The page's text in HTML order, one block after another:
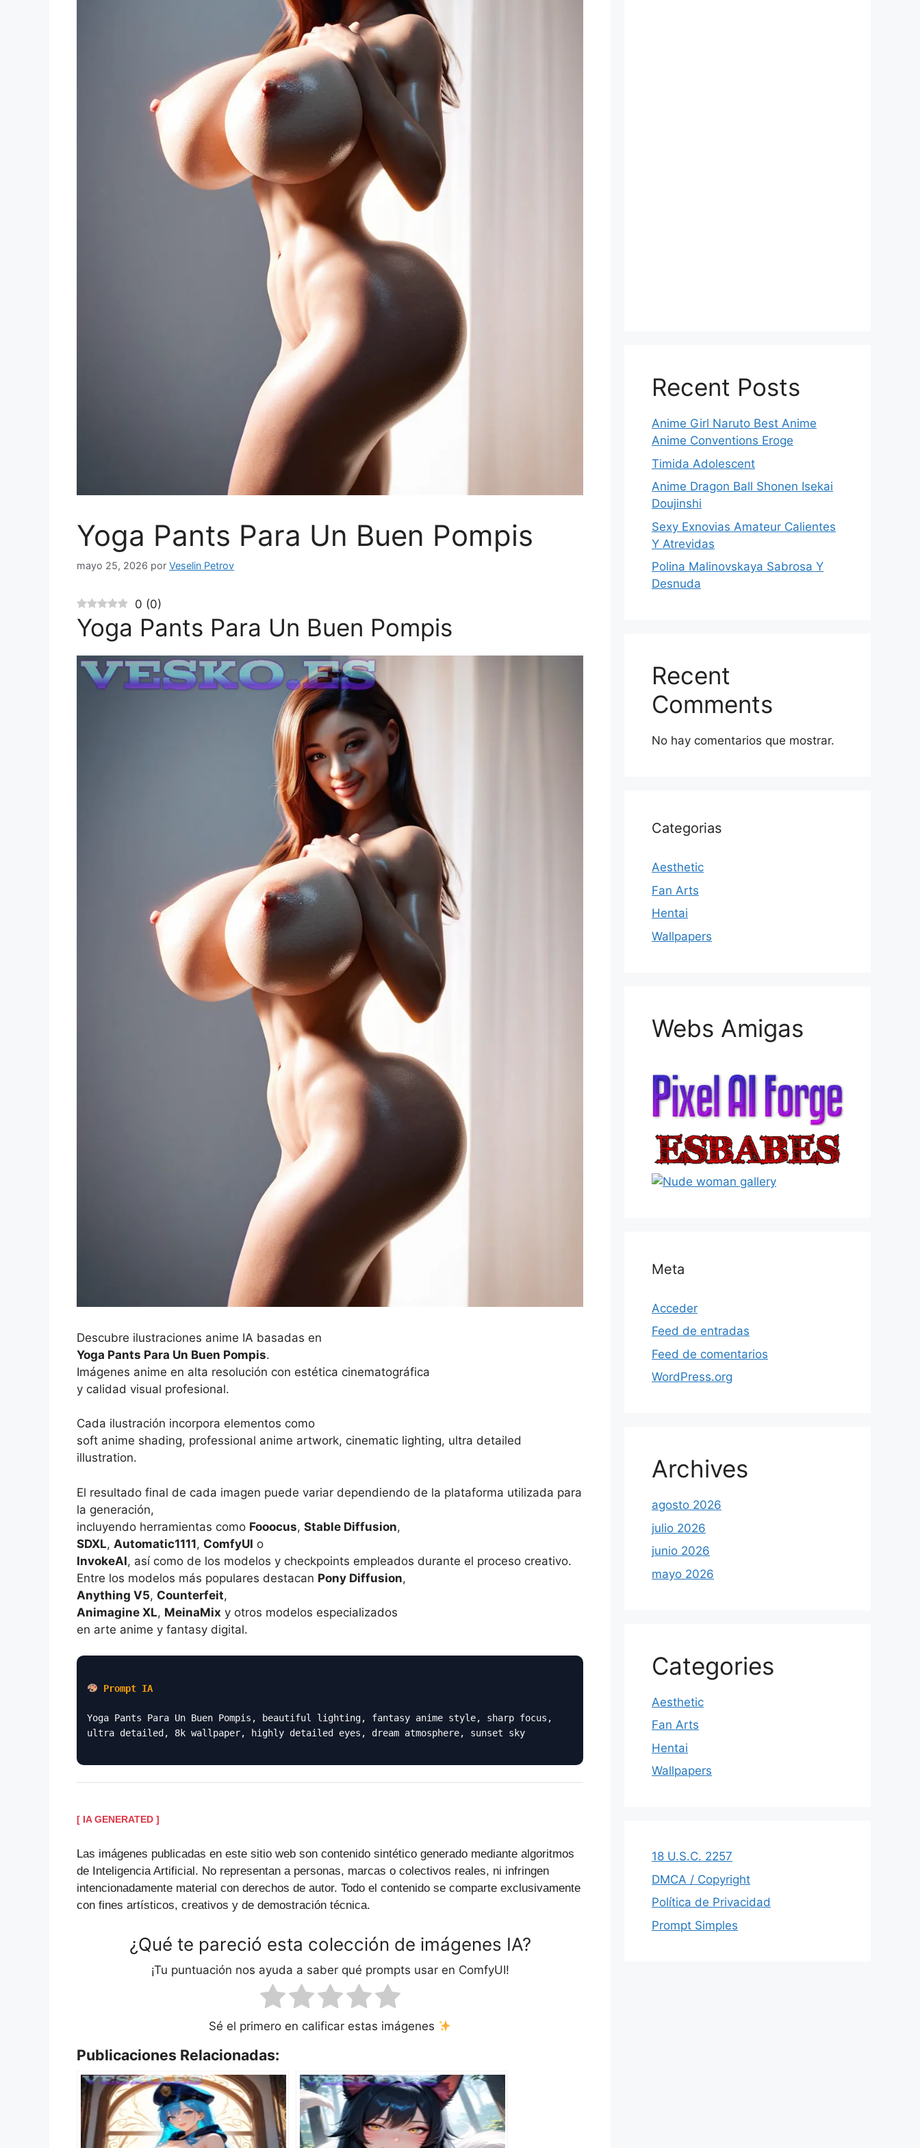
Yoga Pants Para Un Buen Pompis
mayo 25, 2026 por Veselin Petrov
0 (0)
Yoga Pants Para Un Buen Pompis
Descubre ilustraciones anime IA basadas en
Yoga Pants Para Un Buen Pompis.
Imágenes anime en alta resolución con estética cinematográfica
y calidad visual profesional.
Cada ilustración incorpora elementos como
soft anime shading, professional anime artwork, cinematic lighting, ultra detailed
illustration.
El resultado final de cada imagen puede variar dependiendo de la plataforma utilizada para
la generación,
incluyendo herramientas como Fooocus, Stable Diffusion,
SDXL, Automatic1111, ComfyUI o
InvokeAI, así como de los modelos y checkpoints empleados durante el proceso creativo.
Entre los modelos más populares destacan Pony Diffusion,
Anything V5, Counterfeit,
Animagine XL, MeinaMix y otros modelos especializados
en arte anime y fantasy digital.
Prompt IA
Yoga Pants Para Un Buen Pompis, beautiful lighting, fantasy anime style, sharp focus,
ultra detailed, 8k wallpaper, highly detailed eyes, dream atmosphere, sunset sky
[ IA GENERATED ]
Las imágenes publicadas en este sitio web son contenido sintético generado mediante algoritmos
de Inteligencia Artificial. No representan a personas, marcas o colectivos reales, ni infringen
intencionadamente material con derechos de autor. Todo el contenido se comparte exclusivamente
con fines artísticos, creativos y de demostración técnica.
¿Qué te pareció esta colección de imágenes IA?
¡Tu puntuación nos ayuda a saber qué prompts usar en ComfyUI!
Sé el primero en calificar estas imágenes
Publicaciones Relacionadas:
Recent Posts
Anime Girl Naruto Best Anime
Anime Conventions Eroge
Timida Adolescent
Anime Dragon Ball Shonen Isekai
Doujinshi
Sexy Exnovias Amateur Calientes
Y Atrevidas
Polina Malinovskaya Sabrosa Y
Desnuda
Recent
Comments
No hay comentarios que mostrar.
Categorias
Aesthetic
Fan Arts
Hentai
Wallpapers
Webs Amigas
Meta
Acceder
Feed de entradas
Feed de comentarios
WordPress.org
Archives
agosto 2026
julio 2026
junio 2026
mayo 2026
Categories
Aesthetic
Fan Arts
Hentai
Wallpapers
18 U.S.C. 2257
DMCA / Copyright
Política de Privacidad
Prompt Simples